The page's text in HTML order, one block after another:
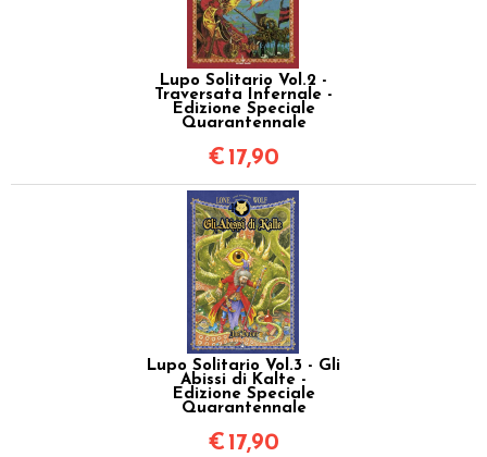
Lupo Solitario Vol.2 -
Traversata Infernale -
Edizione Speciale
Quarantennale
€ 17,90
Lupo Solitario Vol.3 - Gli
Abissi di Kalte -
Edizione Speciale
Quarantennale
€ 17,90